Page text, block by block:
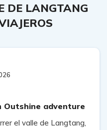
DE LANGTANG
Outshine adventure
el valle de Langtang,